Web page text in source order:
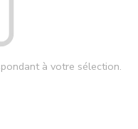
à votre sélection.